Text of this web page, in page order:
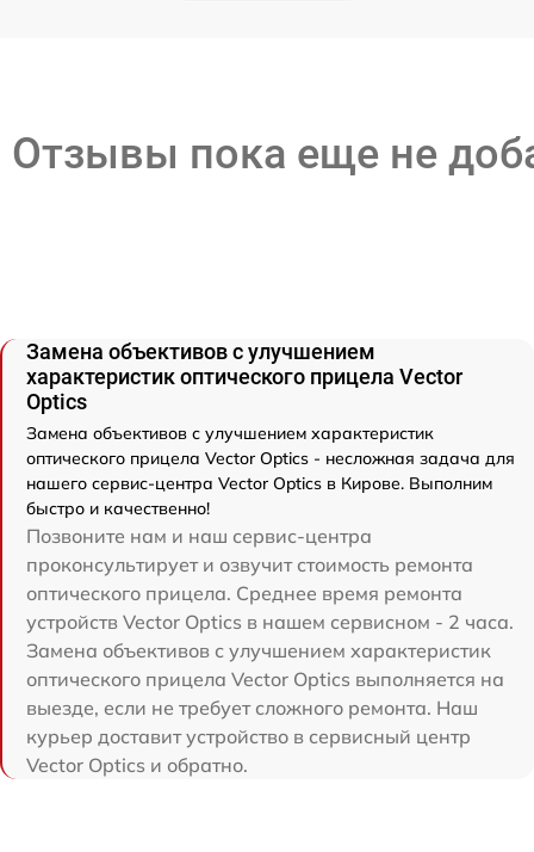
Отзывы пока еще не
Замена объективов с улучшением
характеристик оптического прицела Vector
Optics
Замена объективов с улучшением характеристик
оптического прицела Vector Optics - несложная задача для
нашего сервис-центра Vector Optics в Кирове. Выполним
быстро и качественно!
Позвоните нам и наш сервис-центра
проконсультирует и озвучит стоимость ремонта
оптического прицела. Среднее время ремонта
устройств Vector Optics в нашем сервисном - 2 часа.
Замена объективов с улучшением характеристик
оптического прицела Vector Optics выполняется на
выезде, если не требует сложного ремонта. Наш
курьер доставит устройство в сервисный центр
Vector Optics и обратно.